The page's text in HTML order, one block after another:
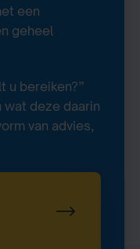
een
geheel
u bereiken?”
deze daarin
van advies,